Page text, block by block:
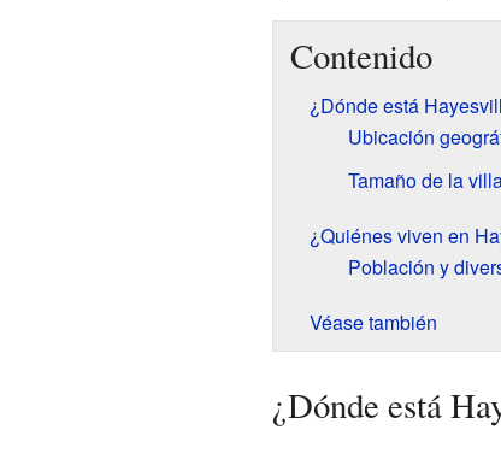
Contenido
¿Dónde está
Ubicación
Tamaño de la
¿Quiénes viven en
Población y
Véase también
¿Dónde está